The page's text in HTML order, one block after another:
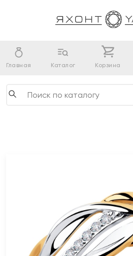
Главная Каталог Корзина